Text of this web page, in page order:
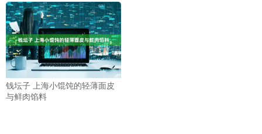
钱坛子 上海小馄饨的轻薄面皮
与鲜肉馅料